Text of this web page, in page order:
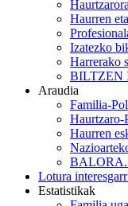
Haurren
Izatezko
Harrerako
BILTZEN
Araudia
Familia-
Haurren
BALORA.
Lotura
Estatistikak